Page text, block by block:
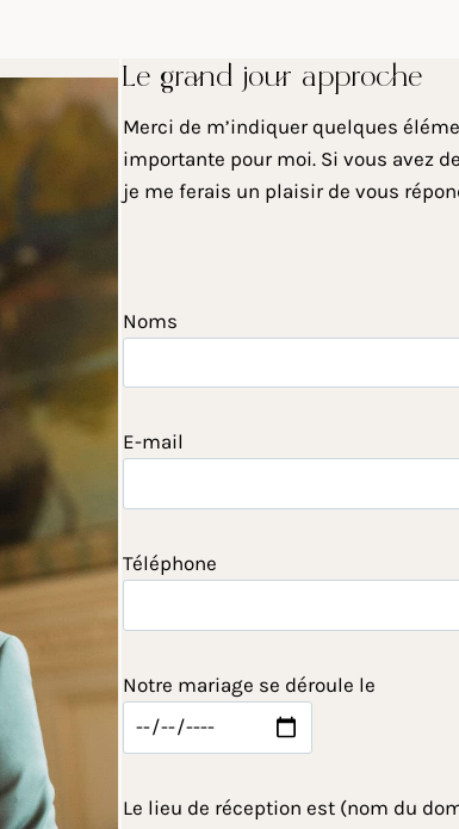
Le grand jour approche
Merci de m’indiquer quelques
importante pour moi. Si vous avez
je me ferais un plaisir de vous
Noms
E-mail
Téléphone
Notre mariage se déroule le
Le lieu de réception est (nom du